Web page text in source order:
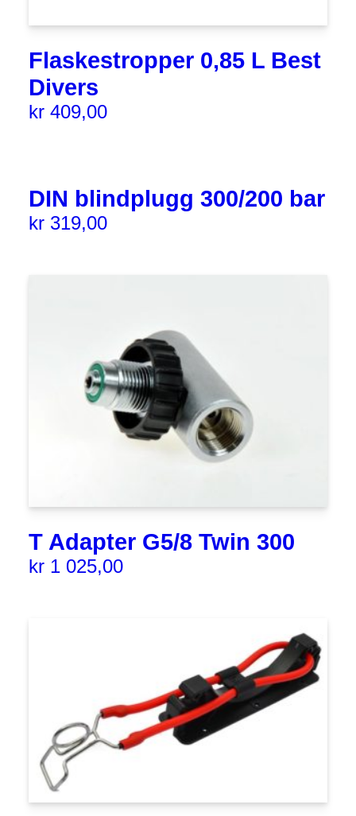
Flaskestropper 0,85 L Best
Divers
kr 409,00
DIN blindplugg 300/200 bar
kr 319,00
T Adapter G5/8 Twin 300
kr 1 025,00